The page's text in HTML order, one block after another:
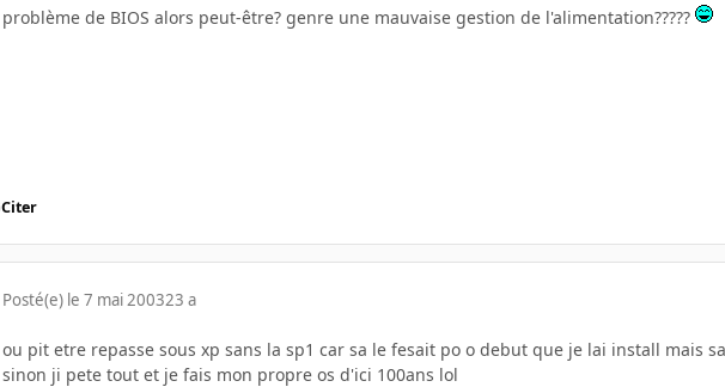
problème de BIOS alors peut-être? genre une mauvaise gestion de l'alimentation?????
Citer
Posté(e) le 7 mai 200323 a
ou pit etre repasse sous xp sans la sp1 car sa le fesait po o debut que je lai install mais
sinon ji pete tout et je fais mon propre os d'ici 100ans lol